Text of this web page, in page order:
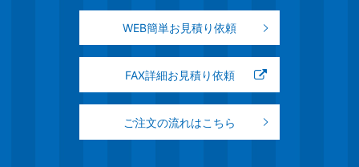
WEB簡単お見積り依頼
FAX詳細お見積り依頼
ご注文の流れはこちら